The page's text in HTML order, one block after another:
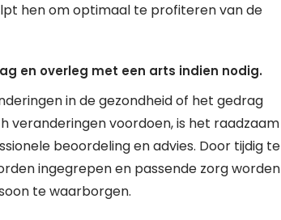
hen om optimaal te profiteren van de
en overleg met een arts indien nodig.
in de gezondheid of het gedrag
veranderingen voordoen, is het raadzaam
beoordeling en advies. Door tijdig te
ingegrepen en passende zorg worden
te waarborgen.